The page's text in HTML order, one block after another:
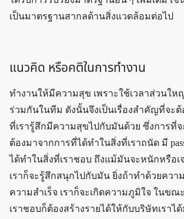
เป็นมาตรฐานสากลด้านสิ่งแวดล้อมต่อไป
แนวคิด หรือคติในการทำงาน
ทำงานให้มีความสุข เพราะใช้เวลาส่วนให
ร่วมกันในทีม ดังนั้นจึงเป็นเรื่องสำคัญที่จะ
ที่เรารู้สึกมีความสุขไปกับมันด้วย ซึ่งการที่
ต้องมาจากการที่ได้ทำในสิ่งที่เราถนัด มี
ได้ทำในสิ่งที่เราชอบ ถึงแม้มันจะหนักหรือเ
เราก็จะรู้สึกสนุกไปกับมัน ยิ่งถ้าทำด้วยควา
ความสำเร็จ เราก็จะเกิดความภูมิใจ ในขณ
เราชอบก็ต้องสร้างรายได้ให้กับบริษัทเราไ